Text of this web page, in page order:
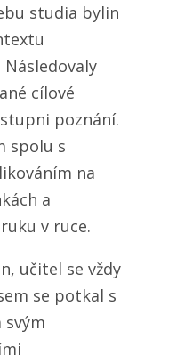
studia bylin
cílové
poznání.
spolu s
na
a
v ruce.
učitel se vždy
se potkal s
svým